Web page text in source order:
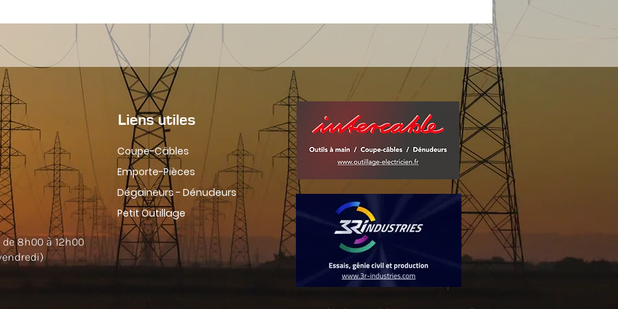
Poincon
62-103/0152
62-103/0160
62-103/0162
62-103/0165 62-104/0165
62-103/0168
62-103/0169 62-104/0169
62-103/0186 62-105/01 62-104/0186
62-104/0190
8h00 à 12h00
Liens utiles
Coupe-Câbles
Emporte-Pièces
Dégaineurs - Dénudeurs
Petit Outillage